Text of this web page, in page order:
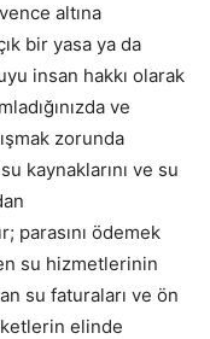
altına
bir yasa ya da
insan hakkı olarak
ve
zorunda
kaynaklarını ve su
parasını ödemek
su hizmetlerinin
su faturaları ve ön
elinde